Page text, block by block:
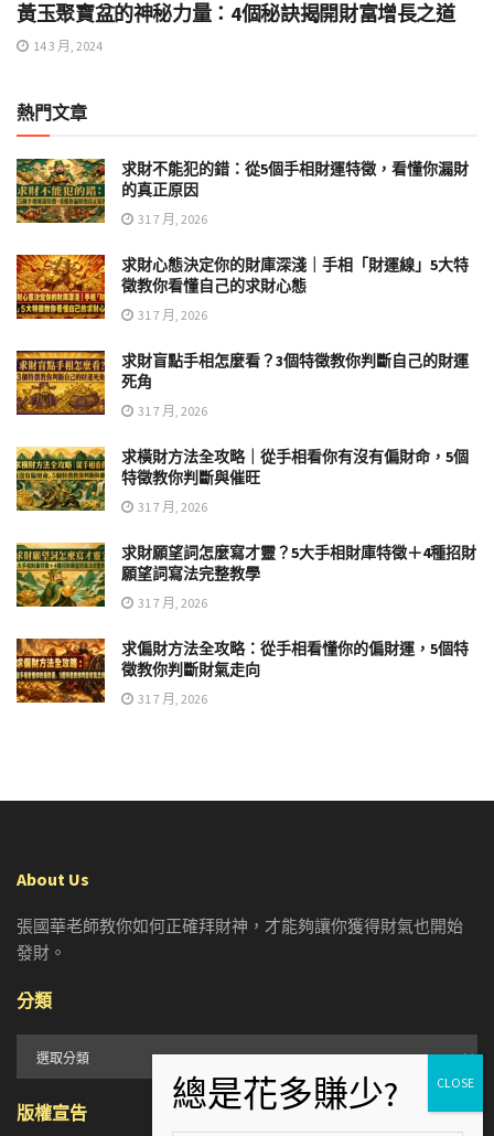
黃玉聚寶盆的神秘力量：4個秘訣揭開財富增長之道
14 3 月, 2024
熱門文章
求財不能犯的錯：從5個手相財運特徵，看懂你漏財
的真正原因
31 7 月, 2026
求財心態決定你的財庫深淺｜手相「財運線」5大特
徵教你看懂自己的求財心態
31 7 月, 2026
求財盲點手相怎麼看？3個特徵教你判斷自己的財運
死角
31 7 月, 2026
求橫財方法全攻略｜從手相看你有沒有偏財命，5個
特徵教你判斷與催旺
31 7 月, 2026
求財願望詞怎麼寫才靈？5大手相財庫特徵＋4種招財
願望詞寫法完整教學
31 7 月, 2026
求偏財方法全攻略：從手相看懂你的偏財運，5個特
徵教你判斷財氣走向
31 7 月, 2026
About Us
張國華老師教你如何正確拜財神，才能夠讓你獲得財氣也開始
發財。
分類
版權宣告